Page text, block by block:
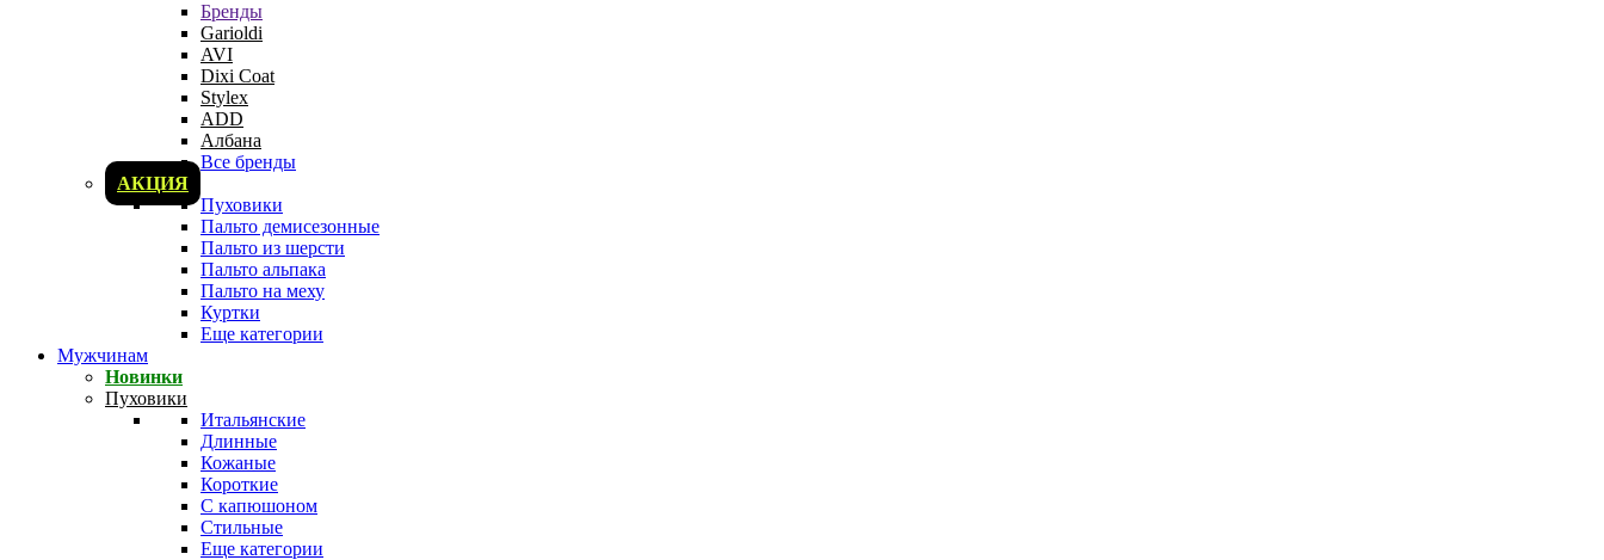
Бренды
Garioldi
AVI
Dixi Coat
Stylex
ADD
Албана
Все бренды
АКЦИЯ
Пуховики
Пальто демисезонные
Пальто из шерсти
Пальто альпака
Пальто на меху
Куртки
Еще категории
Мужчинам
Новинки
Пуховики
Итальянские
Длинные
Кожаные
Короткие
С капюшоном
Стильные
Еще категории